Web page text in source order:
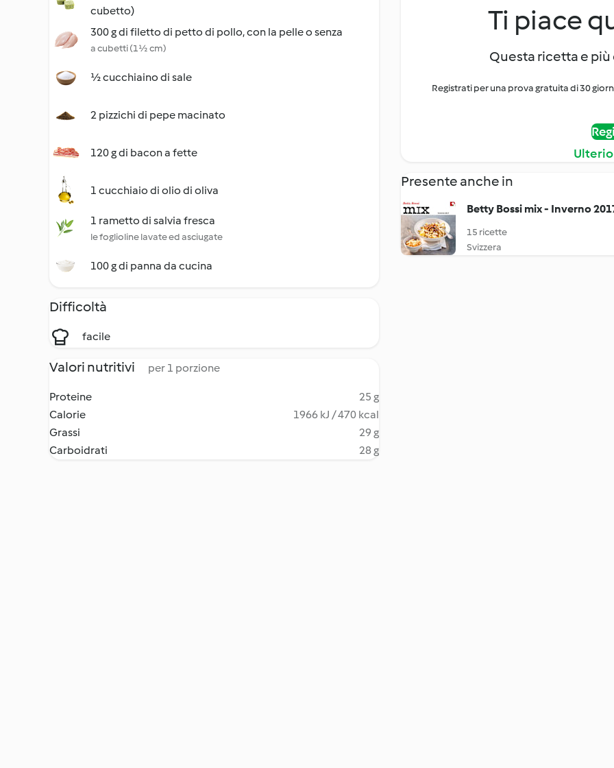
cubetto)
300 g di filetto di petto di pollo, con la pelle o senza
a cubetti (1½ cm)
½ cucchiaino di sale
2 pizzichi di pepe macinato
120 g di bacon a fette
1 cucchiaio di olio di oliva
1 rametto di salvia fresca
le foglioline lavate ed asciugate
100 g di panna da cucina
Difficoltà
facile
Valori nutritivi per 1 porzione
Proteine
25 g
Calorie
1966 kJ / 470 kcal
Grassi
29 g
Carboidrati
28 g
Ti piace
Questa ricetta e più
Registrati per una prova gratuita di 30
Presente anche in
Betty Bossi mix - Inverno
15 ricette
Svizzera